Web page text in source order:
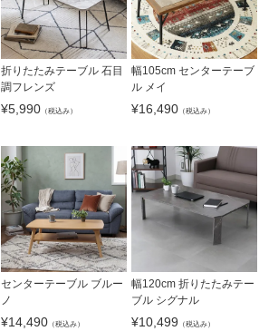
折りたたみテーブル 石目
調フレンズ
¥5,990 （税込み）
幅105cm センターテーブ
ル メイ
¥16,490（税込み）
センターテーブル ブルー
ノ
¥14,490 （税込み）
幅120cm 折りたたみテー
ブル シグナル
¥10,499 （税込み）